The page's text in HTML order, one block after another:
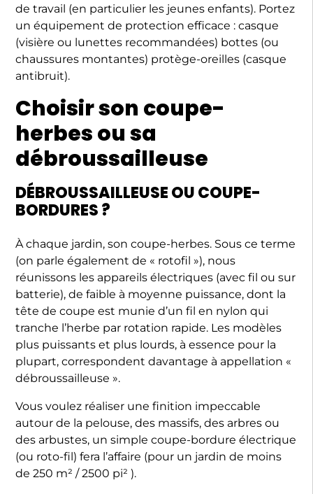
de travail (en particulier les jeunes enfants). Portez
un équipement de protection efficace : casque
(visière ou lunettes recommandées) bottes (ou
chaussures montantes) protège-oreilles (casque
antibruit).
Choisir son coupe-
herbes ou sa
débroussailleuse
DÉBROUSSAILLEUSE OU COUPE-
BORDURES ?
À chaque jardin, son coupe-herbes. Sous ce terme
(on parle également de « rotofil »), nous
réunissons les appareils électriques (avec fil ou sur
batterie), de faible à moyenne puissance, dont la
tête de coupe est munie d’un fil en nylon qui
tranche l’herbe par rotation rapide. Les modèles
plus puissants et plus lourds, à essence pour la
plupart, correspondent davantage à appellation «
débroussailleuse ».
Vous voulez réaliser une finition impeccable
autour de la pelouse, des massifs, des arbres ou
des arbustes, un simple coupe-bordure électrique
(ou roto-fil) fera l’affaire (pour un jardin de moins
de 250 m² / 2500 pi² ).